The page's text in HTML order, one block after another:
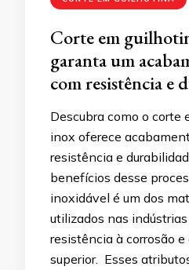
Corte em
garanta um
com resistência e
Descubra como o corte
inox oferece
resistência e
benefícios desse
inoxidável é um dos
utilizados nas
resistência à corrosão e
superior. Esses